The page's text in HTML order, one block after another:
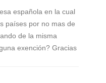
española en la cual
países por no mas de
de la misma
exención? Gracias